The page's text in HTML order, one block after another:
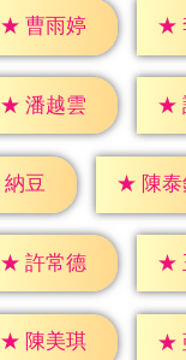
★ 曹雨婷 ★
★ 潘越雲 ★
納豆 ★ 陳
★ 許常德 ★
★ 陳美琪 ★